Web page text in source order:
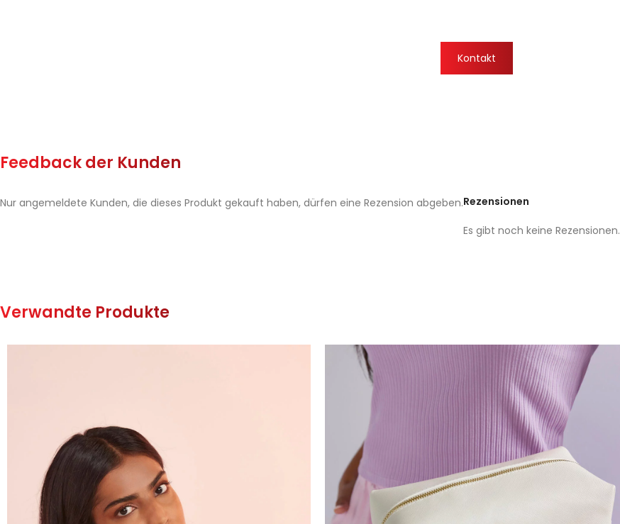
Kontakt
Feedback der Kunden
Rezensionen
Es gibt noch keine Rezensionen.
Nur angemeldete Kunden, die dieses Produkt gekauft haben, dürfen eine Rezension abgeben.
Verwandte Produkte